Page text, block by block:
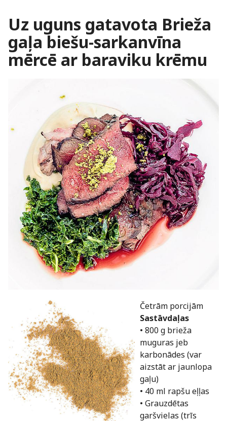
Uz uguns gatavota Brieža
gaļa biešu-sarkanvīna
mērcē ar baraviku krēmu
Četrām porcijām
Sastāvdaļas
• 800 g brieža
muguras jeb
karbonādes (var
aizstāt ar jaunlopa
gaļu)
• 40 ml rapšu eļļas
• Grauzdētas
garšvielas (trīs